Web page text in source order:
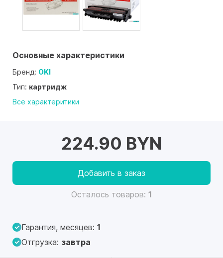
Основные характеристики
Бренд: OKI
Тип: картридж
Все характеритики
224.90 BYN
Добавить в заказ
Осталось товаров: 1
Гарантия, месяцев: 1
Отгрузка: завтра